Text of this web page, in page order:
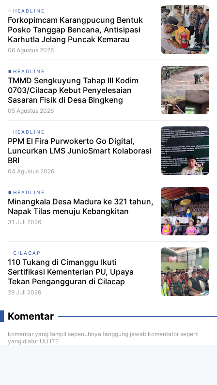
HEADLINE
Forkopimcam Karangpucung Bentuk
Posko Tanggap Bencana, Antisipasi
Karhutla Jelang Puncak Kemarau
06 Agustus 2026
HEADLINE
TMMD Sengkuyung Tahap III Kodim
0703/Cilacap Kebut Penyelesaian
Sasaran Fisik di Desa Bingkeng
05 Agustus 2026
HEADLINE
PPM El Fira Purwokerto Go Digital,
Luncurkan LMS JunioSmart Kolaborasi
BRI
04 Agustus 2026
HEADLINE
Minangkala Desa Madura ke 321 tahun,
Napak Tilas menuju Kebangkitan
31 Juli 2026
CILACAP
110 Tukang di Cimanggu Ikuti
Sertifikasi Kementerian PU, Upaya
Tekan Pengangguran di Cilacap
29 Juli 2026
Komentar
komentar yang tampil sepenuhnya tanggung jawab komentator seperti
yang diatur UU ITE